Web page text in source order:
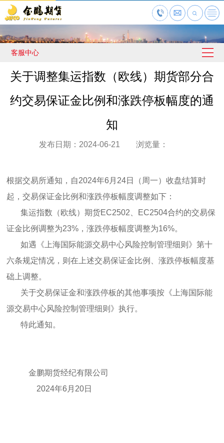
客服中心
关于调整集运指数（欧线）期货部分合
约交易保证金比例和涨跌停板幅度的通
知
发布日期：2024-06-21 浏览量：
根据交易所通知，自2024年6月24日（周一）收盘结算时
起，交易保证金比例和涨跌停板幅度调整如下：
集运指数（欧线）期货EC2502、EC2504合约的交易保
证金比例调整为23%，涨跌停板幅度调整为16%。
如遇《上海国际能源交易中心风险控制管理细则》第十
六条规定情况，则在上述交易保证金比例、涨跌停板幅度基
础上调整。
关于交易保证金和涨跌停板的其他事项按《上海国际能
源交易中心风险控制管理细则》执行。
特此通知。
金鹏期货经纪有限公司
2024年6月20日